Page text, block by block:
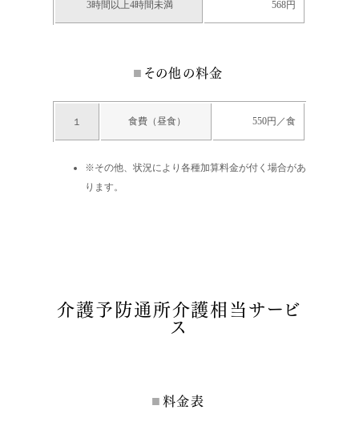
3時間以上4時間未満 568円
その他の料金
１ 食費（昼食） 550円／食
※その他、状況により各種加算料金が付く場合があ
ります。
介護予防通所介護相当サービ
ス
料金表